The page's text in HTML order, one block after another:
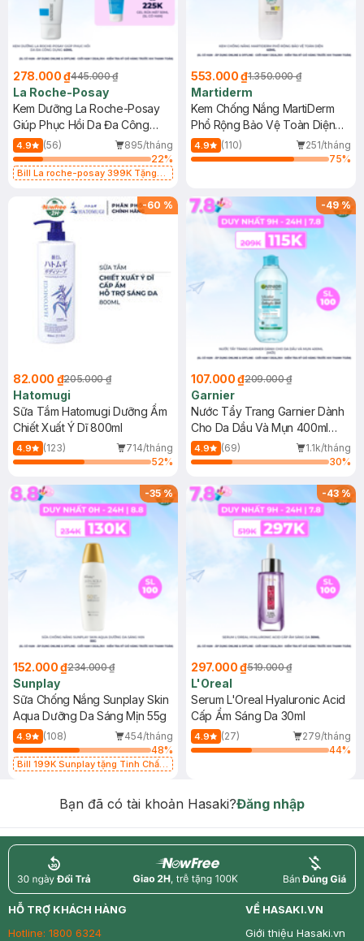
278.000 ₫445.000 ₫
La Roche-Posay
Kem Dưỡng La Roche-Posay
Giúp Phục Hồi Da Đa Công
Dụng 40ml
4.9 (56)
895/tháng
22%
Bill La roche-posay 399K Tặng
(SL có hạn)
553.000 ₫1.350.000 ₫
Martiderm
Kem Chống Nắng MartiDerm
Phổ Rộng Bảo Vệ Toàn Diện
40ml
4.9 (110)
251/tháng
75%
-60 %
82.000 ₫205.000 ₫
Hatomugi
Sữa Tắm Hatomugi Dưỡng Ẩm
Chiết Xuất Ý Dĩ 800ml
4.9 (123)
714/tháng
52%
-49%
107.000 ₫209.000 ₫
Garnier
Nước Tẩy Trang Garnier Dành
Cho Da Dầu Và Mụn 400ml
(Mới)
4.9 (69)
1.1k/tháng
30%
-35%
152.000 ₫234.000 ₫
Sunplay
Sữa Chống Nắng Sunplay Skin
Aqua Dưỡng Da Sáng Mịn 55g
4.9 (108)
454/tháng
48%
Bill 199K Sunplay tặng Tinh Chất
-43%
297.000 ₫519.000 ₫
L'Oreal
Serum L'Oreal Hyaluronic Acid
Cấp Ẩm Sáng Da 30ml
4.9 (27)
279/tháng
44%
Bạn đã có tài khoản Hasaki?Đăng nhập
return nowfree price
HỖ TRỢ KHÁCH HÀNG
Hotline: 1800 6324
VỀ HASAKI.VN
Giới thiệu Hasaki.vn